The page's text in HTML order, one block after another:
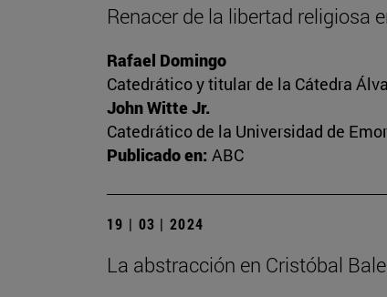
Renacer de la libertad religiosa
Rafael Domingo
Catedrático y titular de la Cátedra
John Witte Jr.
Catedrático de la Universidad de
Publicado en: ABC
19 | 03 | 2024
La abstracción en Cristóbal